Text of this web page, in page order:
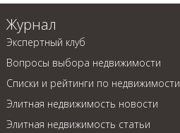
Журнал
Экспертный клуб
Вопросы выбора недвижимости
Списки и рейтинги по недвижимости
Элитная недвижимость новости
Элитная недвижимость статьи